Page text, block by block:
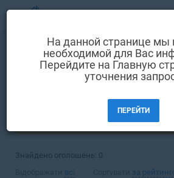
Вибір мови
Вхід та реєстрація
Коментарі до оголошення
Як додати оголошення
Оренда
ФІЛЬТРИ (1)
Знайдено оголошень: 0
всі за
На данной странице мы
необходимой для Вас
Перейдите на Главную
уточнения
ПЕРЕЙТИ